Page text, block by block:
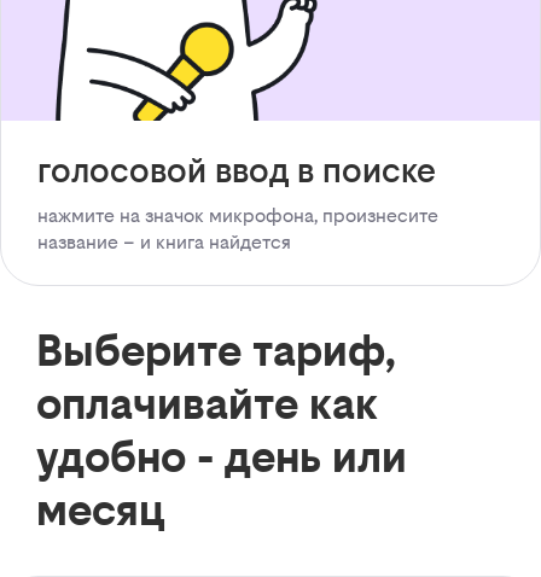
голосовой ввод в поиске
нажмите на значок микрофона, произнесите
название – и книга найдется
Выберите тариф,
оплачивайте как
удобно - день или
месяц